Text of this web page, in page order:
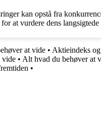
kan opstå fra
at vurdere dens
at vide • Aktieindeks
vide • Alt hvad du behøver at
•